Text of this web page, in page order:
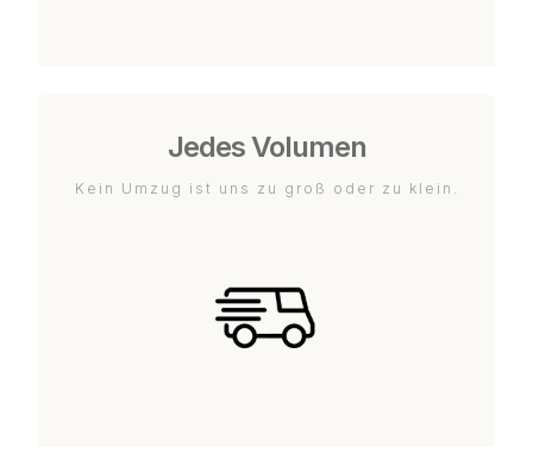
Jedes Volumen
Kein Umzug ist uns zu groß oder zu klein.